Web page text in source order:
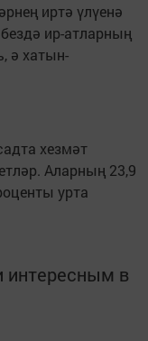
иртә үлүенә
ир-атларның
ә хатын-
хезмәт
Аларның 23,9
урта
в